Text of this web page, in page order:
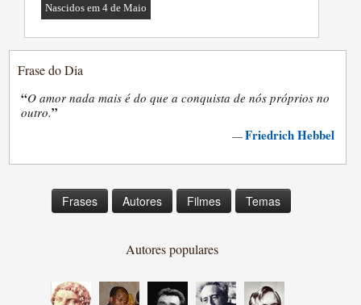
Nascidos em 4 de Maio
Frase do Dia
“O amor nada mais é do que a conquista de nós próprios no
outro.”
—Friedrich Hebbel
Frases Autores Filmes Temas
Autores populares